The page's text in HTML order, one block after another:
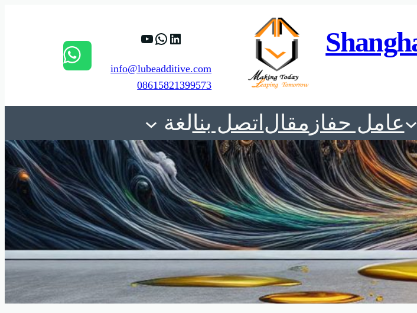
https://www.linkedin.com/company/shanghai-minglan-chemical-co–ltd
info@lubeadditive.com
08615821399573
عامل حفاز مقال اتصل بنالغة